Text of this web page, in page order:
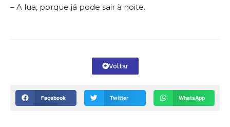
– A lua, porque já pode sair à noite.
Voltar
Facebook Twitter WhatsApp